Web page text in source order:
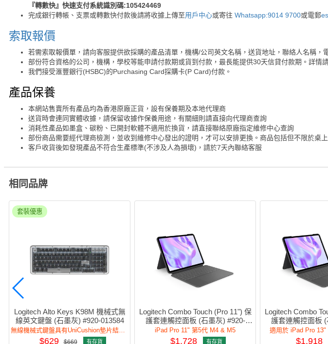
『轉數快』快速支付系統識別碼:105424469
完成銀行轉帳、支票或轉數快付款後請將收據上傳至用戶中心或寄往 Whatsapp:9014 9700或電郵
索取報價
若需索取報價單，請向客服提供欲採購的產品清單，機構/公司英文名稱，送貨地址，聯絡人名稱，
部份符合資格的公司，機構，學校等能申請付款期或貨到付款，最長能提供30天信貸付款期。詳情
我們接受滙豐銀行(HSBC)的Purchasing Card採購卡(P Card)付款。
產品保養
本網站售賣所有產品均為香港原廠正貨，設有保養期及本地代理商
送貨時會連同實體收據，請保留收據作保養用途，有關細則請直接向代理商查詢
消耗性產品如墨盒、碳粉、已開封軟體不適用於換貨，請直接聯絡原廠指定維修中心查詢
部份商品需要經代理商檢測，並收到維修中心發出的證明，才可以安排更換。商品包括但不限於桌
客戶收貨後如發現產品不符合生產標準(不涉及人為損壞)，請於7天內聯絡客服
相同品牌
套裝優惠
Logitech Alto Keys K98M 機械式無
線英文鍵盤 (石墨灰) #920-013584
$629 $669 有存貨
Logitech Combo Touch (Pro 11") 保
護套連觸控面板 (石墨灰) #920-
012767
iPad Pro 11" 第5代 M4 & M5
$1,728 有存貨
Logitech Combo
護套連觸控面板
適用於 iPad Pro
$1,918